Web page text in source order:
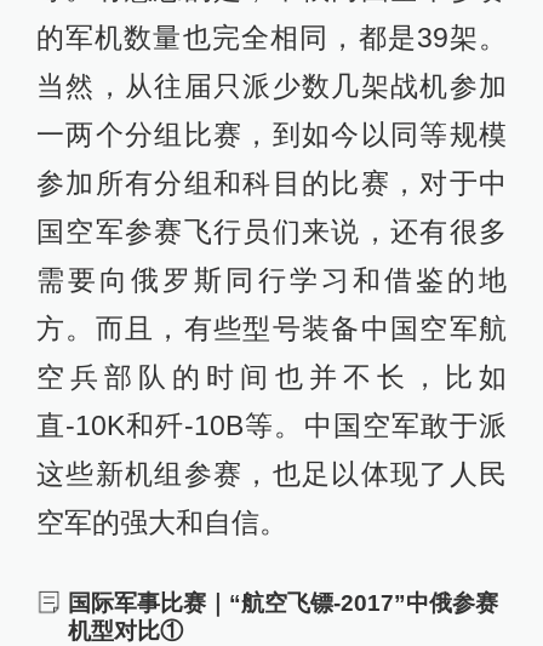
的军机数量也完全相同，都是39架。
当然，从往届只派少数几架战机参加
一两个分组比赛，到如今以同等规模
参加所有分组和科目的比赛，对于中
国空军参赛飞行员们来说，还有很多
需要向俄罗斯同行学习和借鉴的地
方。而且，有些型号装备中国空军航
空兵部队的时间也并不长，比如
直-10K和歼-10B等。中国空军敢于派
这些新机组参赛，也足以体现了人民
空军的强大和自信。
国际军事比赛｜“航空飞镖-2017”中俄参赛
机型对比①